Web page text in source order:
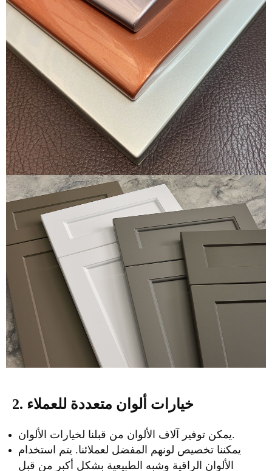
2. خيارات ألوان متعددة للعملاء
يمكن توفير آلاف الألوان من قبلنا لخيارات الألوان.
يمكننا تخصيص لونهم المفضل لعملائنا. يتم استخدام
الألوان الراقية وشبه الطبيعية بشكل أكبر من قبل